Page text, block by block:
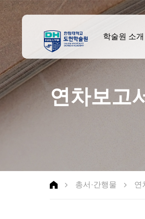
학술원 소개
연차보고
총서·간행물 연